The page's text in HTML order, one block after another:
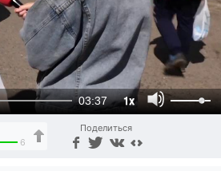
03:37 1x
6
Поделиться